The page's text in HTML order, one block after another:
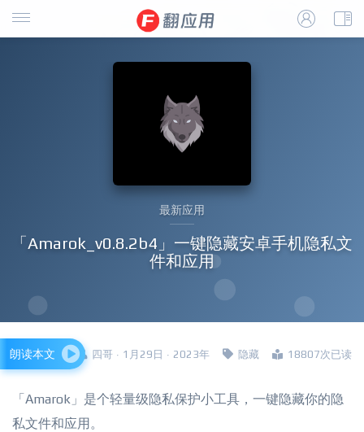
最新应用
「Amarok_v0.8.2b4」一键隐藏安卓手机隐私文
件和应用
四哥 · 1月29日 · 2023年 隐藏 18807次已读
朗读本文
「Amarok」是个轻量级隐私保护小工具，一键隐藏你的隐
私文件和应用。